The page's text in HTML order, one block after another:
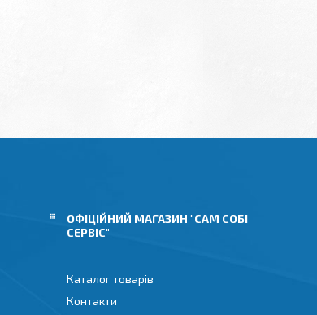
ОФІЦІЙНИЙ МАГАЗИН "САМ СОБІ
СЕРВІС"
Каталог товарів
Контакти